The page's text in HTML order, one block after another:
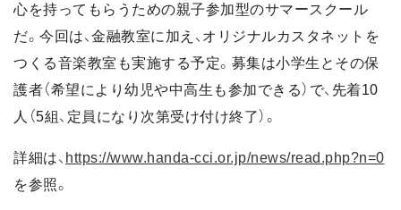
心を持ってもらうための親子参加型のサマースクール
だ。今回は、金融教室に加え、オリジナルカスタネットを
つくる音楽教室も実施する予定。募集は小学生とその保
護者（希望により幼児や中高生も参加できる）で、先着10
人（5組、定員になり次第受け付け終了）。
詳細は、 https://www.handa-cci.or.jp/news/read.php?n=0
を参照。